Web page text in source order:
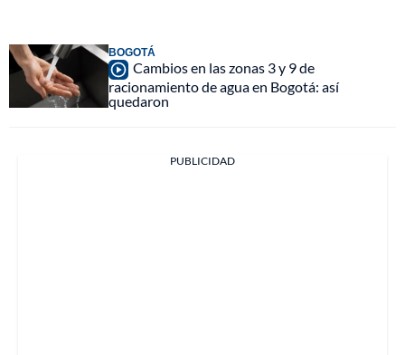
BOGOTÁ
Cambios en las zonas 3 y 9 de
racionamiento de agua en Bogotá: así
quedaron
PUBLICIDAD